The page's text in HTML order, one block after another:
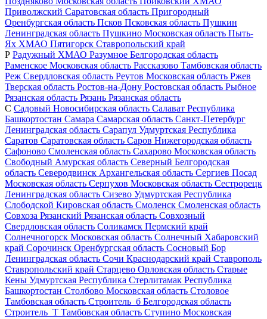
Приволжский Саратовская область Пригородный
Оренбургская область Псков Псковская область Пушкин
Ленинградская область Пушкино Московская область Пыть-
Ях ХМАО Пятигорск Ставропольский край
Р Радужный ХМАО Разумное Белгородская область
Раменское Московская область Рассказово Тамбовская область
Реж Свердловская область Реутов Московская область Ржев
Тверская область Ростов-на-Дону Ростовская область Рыбное
Рязанская область Рязань Рязанская область
С Садовый Новосибирская область Салават Республика
Башкортостан Самара Самарская область Санкт-Петербург
Ленинградская область Сарапул Удмуртская Республика
Саратов Саратовская область Саров Нижегородская область
Сафоново Смоленская область Сахарово Московская область
Свободный Амурская область Северный Белгородская
область Северодвинск Архангельская область Сергиев Посад
Московская область Серпухов Московская область Сестрорецк
Ленинградская область Сизево Удмуртская Республика
Слободской Кировская область Смоленск Смоленская область
Совхоза Рязанский Рязанская область Совхозный
Свердловская область Соликамск Пермский край
Солнечногорск Московская область Солнечный Хабаровский
край Сорочинск Оренбургская область Сосновый Бор
Ленинградская область Сочи Краснодарский край Ставрополь
Ставропольский край Старцево Орловская область Старые
Кены Удмуртская Республика Стерлитамак Республика
Башкортостан Столбово Московская область Столовое
Тамбовская область Строитель_б Белгородская область
Строитель_Т Тамбовская область Ступино Московская